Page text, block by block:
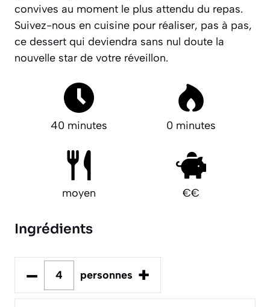
convives au moment le plus attendu du repas.
Suivez-nous en cuisine pour réaliser, pas à pas,
ce dessert qui deviendra sans nul doute la
nouvelle star de votre réveillon.
40 minutes 0 minutes
moyen €€
Ingrédients
– personnes +